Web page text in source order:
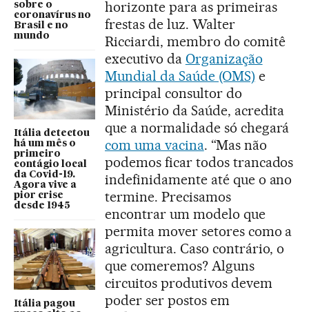
sobre o
coronavírus no
Brasil e no
mundo
Itália detectou
há um mês o
primeiro
contágio local
da Covid-19.
Agora vive a
pior crise
desde 1945
Itália pagou
horizonte para as primeiras
frestas de luz. Walter
Ricciardi, membro do comitê
executivo da Organização
Mundial da Saúde (OMS) e
principal consultor do
Ministério da Saúde, acredita
que a normalidade só chegará
com uma vacina. “Mas não
podemos ficar todos trancados
indefinidamente até que o ano
termine. Precisamos
encontrar um modelo que
permita mover setores como a
agricultura. Caso contrário, o
que comeremos? Alguns
circuitos produtivos devem
poder ser postos em